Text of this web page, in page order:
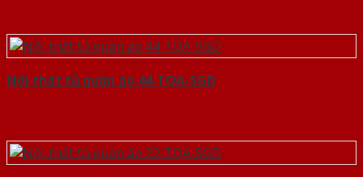
Nội thất tủ quần áo 44-TQA-SGD